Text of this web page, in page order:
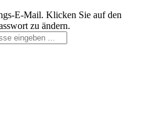
E-Mail. Klicken Sie auf den
zu ändern.